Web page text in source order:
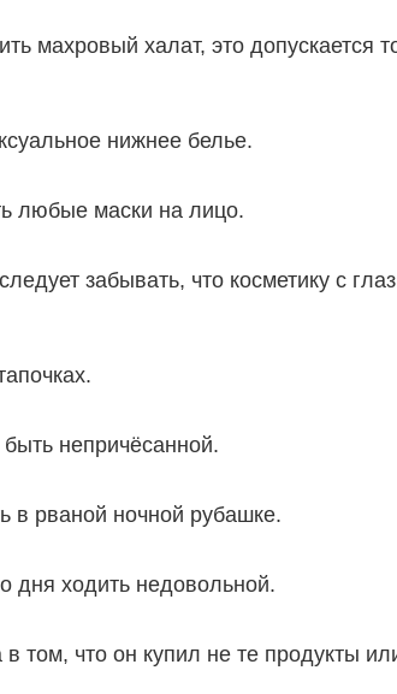
махровый халат, это допускается
нижнее белье.
любые маски на лицо.
забывать, что косметику с
непричёсанной.
в рваной ночной рубашке.
дня ходить недовольной.
том, что он купил не те продукты